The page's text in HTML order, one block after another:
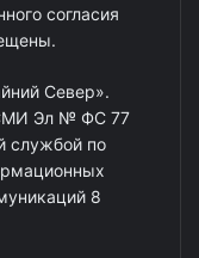
согласия
Север».
СМИ Эл № ФС 77
службой по
8